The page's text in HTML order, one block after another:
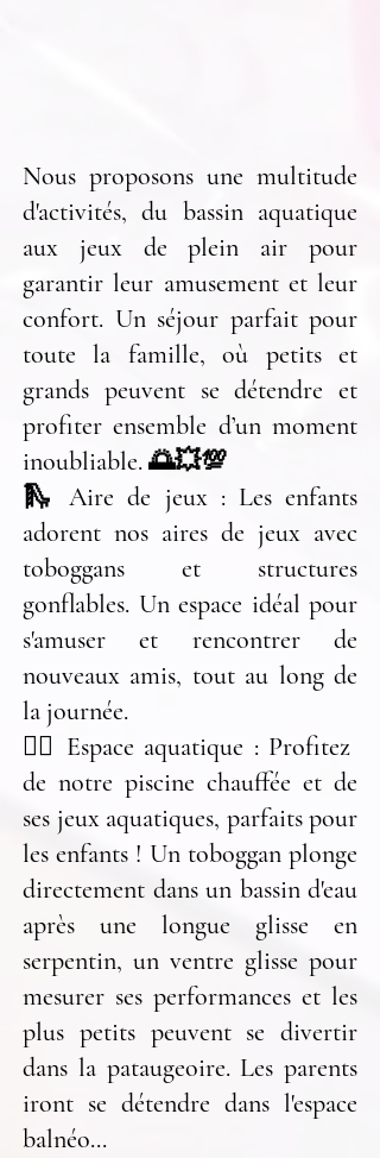
Nous proposons une multitude
d'activités, du bassin aquatique
aux jeux de plein air pour
garantir leur amusement et leur
confort. Un séjour parfait pour
toute la famille, où petits et
grands peuvent se détendre et
profiter ensemble d’un moment
inoubliable. 🌅💥💯
🛝 Aire de jeux : Les enfants
adorent nos aires de jeux avec
toboggans et structures
gonflables. Un espace idéal pour
s'amuser et rencontrer de
nouveaux amis, tout au long de
la journée.
🏊‍♂️ Espace aquatique : Profitez
de notre piscine chauffée et de
ses jeux aquatiques, parfaits pour
les enfants ! Un toboggan plonge
directement dans un bassin d'eau
après une longue glisse en
serpentin, un ventre glisse pour
mesurer ses performances et les
plus petits peuvent se divertir
dans la pataugeoire. Les parents
iront se détendre dans l'espace
balnéo...